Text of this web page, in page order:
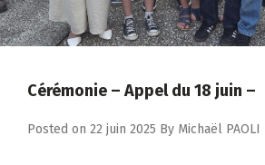
Cérémonie – Appel du 18 juin –
Posted on 22 juin 2025 By Michaël PAOLI